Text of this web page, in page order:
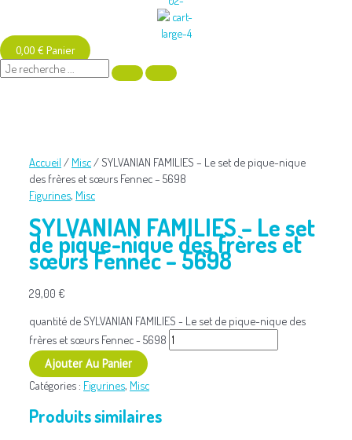
0,00 € Panier
Accueil / Misc/ SYLVANIAN FAMILIES – Le set de pique-nique
des frères et sœurs Fennec – 5698
Figurines, Misc
SYLVANIAN FAMILIES – Le set
de pique-nique des frères et
sœurs Fennec – 5698
29,00 €
quantité de SYLVANIAN FAMILIES - Le set de pique-nique des
frères et sœurs Fennec - 5698
Ajouter Au Panier
Catégories : Figurines, Misc
Produits similaires